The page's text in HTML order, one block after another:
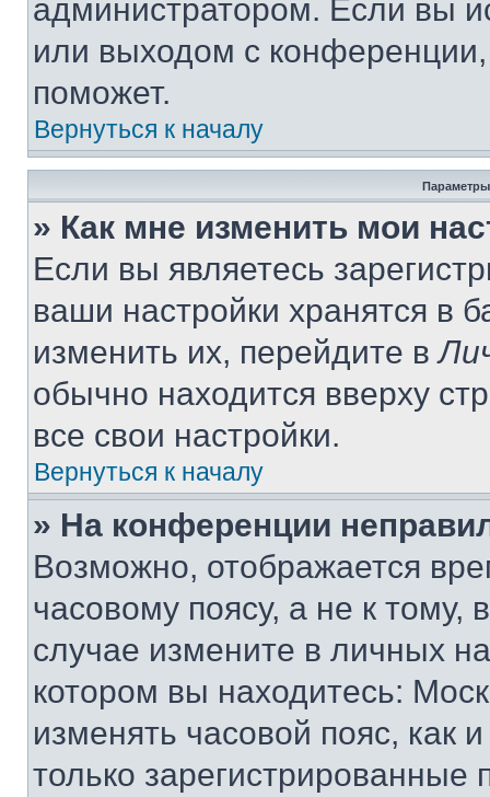
администратором. Если вы
или выходом с
поможет.
Вернуться к началу
Параметры
» Как мне изменить мои
Если вы являетесь
ваши настройки хранятся в
изменить их, перейдите в
обычно находится вверху
все свои настройки.
Вернуться к началу
» На конференции
Возможно, отображается
часовому поясу, а не к тому,
случае измените в личных
котором вы находитесь:
изменять часовой пояс, как
только